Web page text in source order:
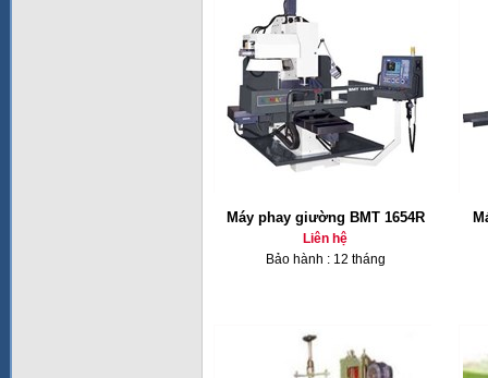
Máy phay giường BMT 1654R
Liên hệ
Bảo hành : 12 tháng